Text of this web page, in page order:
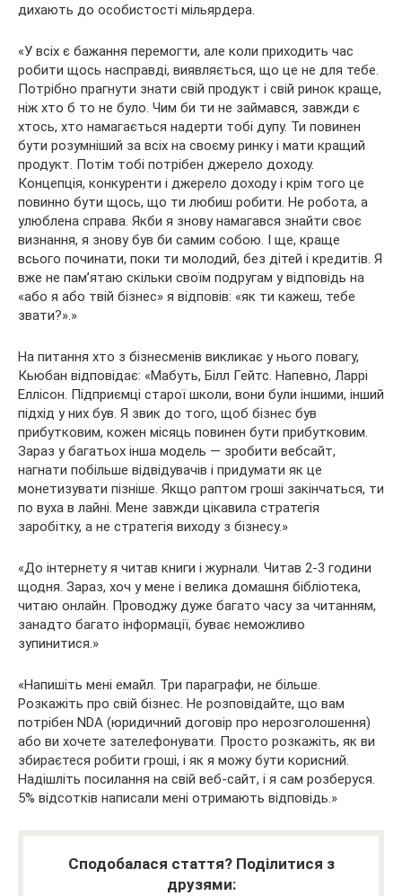
дихають до особистості мільярдера.
«У всіх є бажання перемогти, але коли приходить час
робити щось насправді, виявляється, що це не для тебе.
Потрібно прагнути знати свій продукт і свій ринок краще,
ніж хто б то не було. Чим би ти не займався, завжди є
хтось, хто намагається надерти тобі дупу. Ти повинен
бути розумніший за всіх на своєму ринку і мати кращий
продукт. Потім тобі потрібен джерело доходу.
Концепція, конкуренти і джерело доходу і крім того це
повинно бути щось, що ти любиш робити. Не робота, а
улюблена справа. Якби я знову намагався знайти своє
визнання, я знову був би самим собою. І ще, краще
всього починати, поки ти молодий, без дітей і кредитів. Я
вже не пам’ятаю скільки своїм подругам у відповідь на
«або я або твій бізнес» я відповів: «як ти кажеш, тебе
звати?».»
На питання хто з бізнесменів викликає у нього повагу,
Кьюбан відповідає: «Мабуть, Білл Гейтс. Напевно, Ларрі
Еллісон. Підприємці старої школи, вони були іншими, інший
підхід у них був. Я звик до того, щоб бізнес був
прибутковим, кожен місяць повинен бути прибутковим.
Зараз у багатьох інша модель — зробити вебсайт,
нагнати побільше відвідувачів і придумати як це
монетизувати пізніше. Якщо раптом гроші закінчаться, ти
по вуха в лайні. Мене завжди цікавила стратегія
заробітку, а не стратегія виходу з бізнесу.»
«До інтернету я читав книги і журнали. Читав 2-3 години
щодня. Зараз, хоч у мене і велика домашня бібліотека,
читаю онлайн. Проводжу дуже багато часу за читанням,
занадто багато інформації, буває неможливо
зупинитися.»
«Напишіть мені емайл. Три параграфи, не більше.
Розкажіть про свій бізнес. Не розповідайте, що вам
потрібен NDA (юридичний договір про нерозголошення)
або ви хочете зателефонувати. Просто розкажіть, як ви
збираєтеся робити гроші, і як я можу бути корисний.
Надішліть посилання на свій веб-сайт, і я сам розберуся.
5% відсотків написали мені отримають відповідь.»
Сподобалася стаття? Поділитися з
друзями: